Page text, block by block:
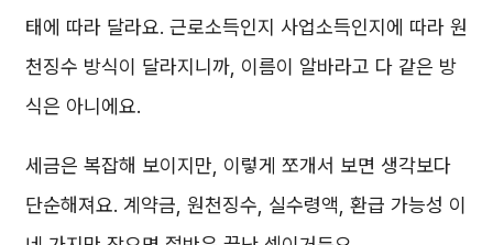
태에 따라 달라요. 근로소득인지 사업소득인지에 따라 원
천징수 방식이 달라지니까, 이름이 알바라고 다 같은 방
식은 아니에요.
세금은 복잡해 보이지만, 이렇게 쪼개서 보면 생각보다
단순해져요. 계약금, 원천징수, 실수령액, 환급 가능성 이